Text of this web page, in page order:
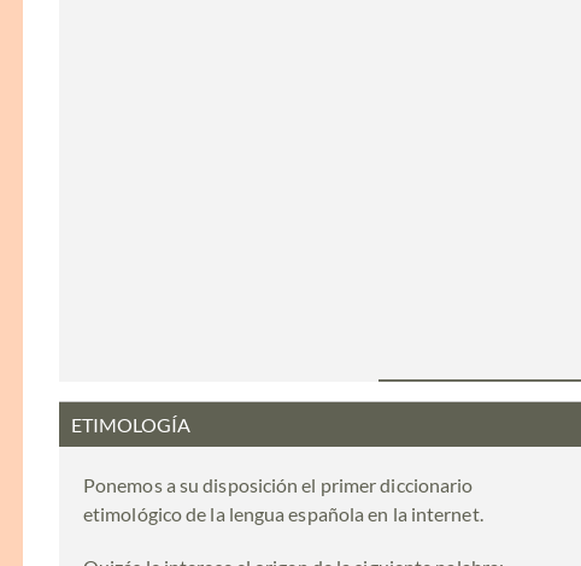
ETIMOLOGÍA
Ponemos a su disposición el primer diccionario
etimológico de la lengua española en la internet.